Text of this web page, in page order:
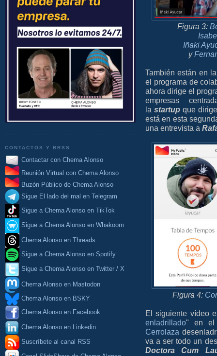
CONTACTOS Y RRSS
Contactar con Chema Alonso
Reunión Virtual con Chema Alonso
Buzón Público de Chema Alonso
Sigue El lado del mal en Telegram
Sigue a Chema Alonso en TikTok
Sigue a Chema Alonso en Whakoom
Chema Alonso en Threads
Sigue a Chema Alonso en Spotify
Sigue a Chema Alonso en Twitter / X
Chema Alonso en Mastodon
Chema Alonso en BSKY
Chema Alonso en Facebook
Chema Alonso en Linkedin
Suscríbete al canal RSS
Figura 3:
Iñaki
y
También están en
el programa de
ahora dirige el
empresas
la startupque
está en esta
una entrevista a
Figura 4:
El siguiente vídeo
enladrillado" en
Cerrolaza
va a ser todo un
Doctora Cum